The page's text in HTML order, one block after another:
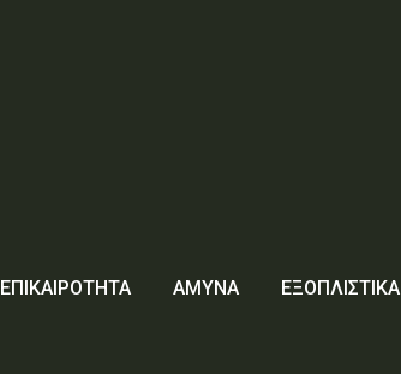
ΕΠΙΚΑΙΡΟΤΗΤΑ ΑΜΥΝΑ ΕΞΟΠΛΙΣΤΙΚΑ